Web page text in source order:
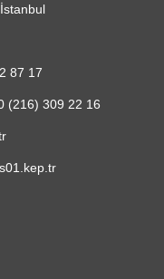
87 17
(216) 309 22 16